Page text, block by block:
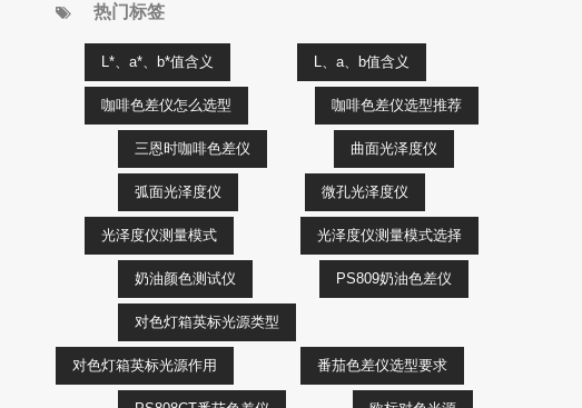
热门标签
L*、a*、b*值含义 L、a、b值含义
咖啡色差仪怎么选型 咖啡色差仪选型推荐
三恩时咖啡色差仪 曲面光泽度仪
弧面光泽度仪 微孔光泽度仪
光泽度仪测量模式 光泽度仪测量模式选择
奶油颜色测试仪 PS809奶油色差仪
对色灯箱英标光源类型
对色灯箱英标光源作用 番茄色差仪选型要求